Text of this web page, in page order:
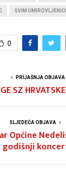
SVIM
0
PRIJAŠNJA OBJAVA
SZ
SLJEDEĆA OBJAVA
Općine
godišnji